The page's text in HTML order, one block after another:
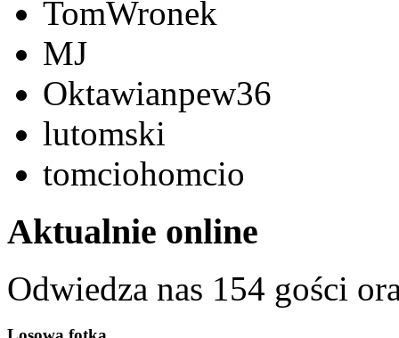
TomWronek
MJ
Oktawianpew36
lutomski
tomciohomcio
Aktualnie online
Odwiedza nas 154 gości